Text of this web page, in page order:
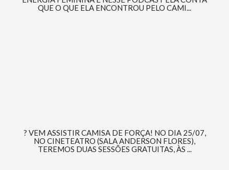
QUE O QUE ELA ENCONTROU PELO CAMI...
? VEM ASSISTIR CAMISA DE FORÇA! NO DIA 25/07,
NO CINETEATRO (SALA ANDERSON FLORES),
TEREMOS DUAS SESSÕES GRATUITAS, ÀS ...